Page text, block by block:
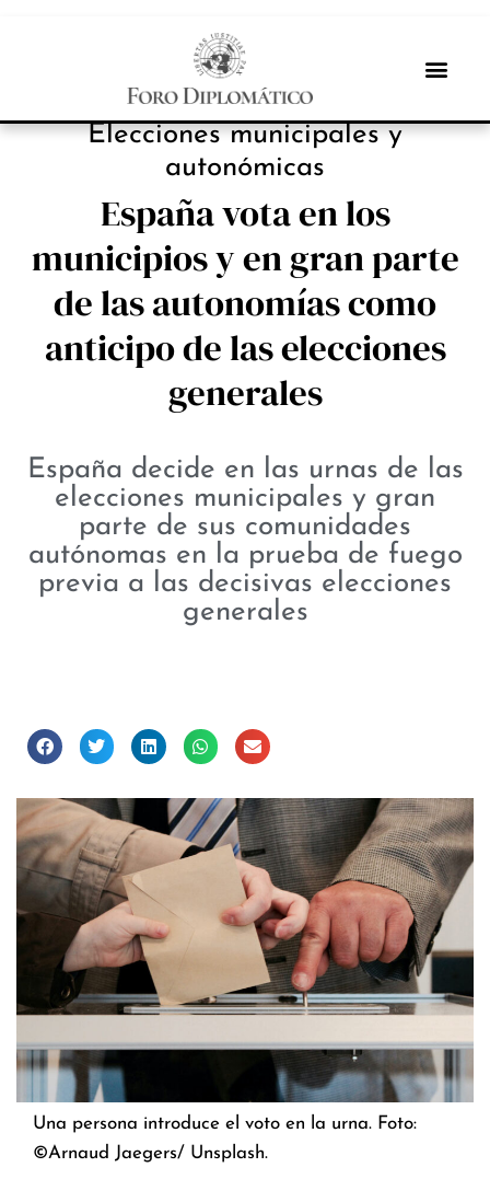
NOTICIAS
Elecciones municipales y
autonómicas
España vota en los
municipios y en gran parte
de las autonomías como
anticipo de las elecciones
generales
España decide en las urnas de las
elecciones municipales y gran
parte de sus comunidades
autónomas en la prueba de fuego
previa a las decisivas elecciones
generales
Una persona introduce el voto en la urna. Foto:
©Arnaud Jaegers/ Unsplash.